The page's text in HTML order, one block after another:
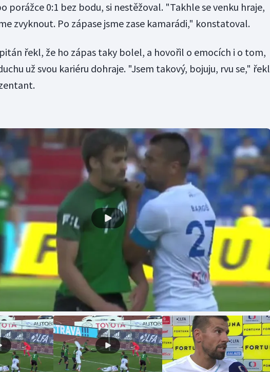
porážce 0:1 bez bodu, si nestěžoval. "Takhle se venku hraje,
zvyknout. Po zápase jsme zase kamarádi," konstatoval.
řekl, že ho zápas taky bolel, a hovořil o emocích i o tom,
už svou kariéru dohraje. "Jsem takový, bojuju, rvu se," řekl